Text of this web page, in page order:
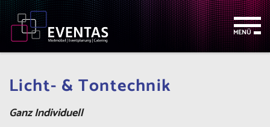
Seitenbereiche:
Zum
Inhalt
Zur
Hauptnavigation
Zur
Footernavigation
MENÜ
Licht- & Tontechnik
Ganz Individuell